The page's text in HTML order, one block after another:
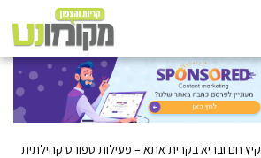
קיץ חם ובריא בקרית אתא – פעילות ספורט קהילתית